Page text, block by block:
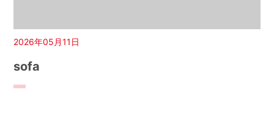
2026年05月11日
sofa